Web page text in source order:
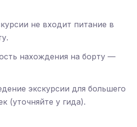
не входит питание в
нахождения на борту —
экскурсии для большего
(уточняйте у гида).